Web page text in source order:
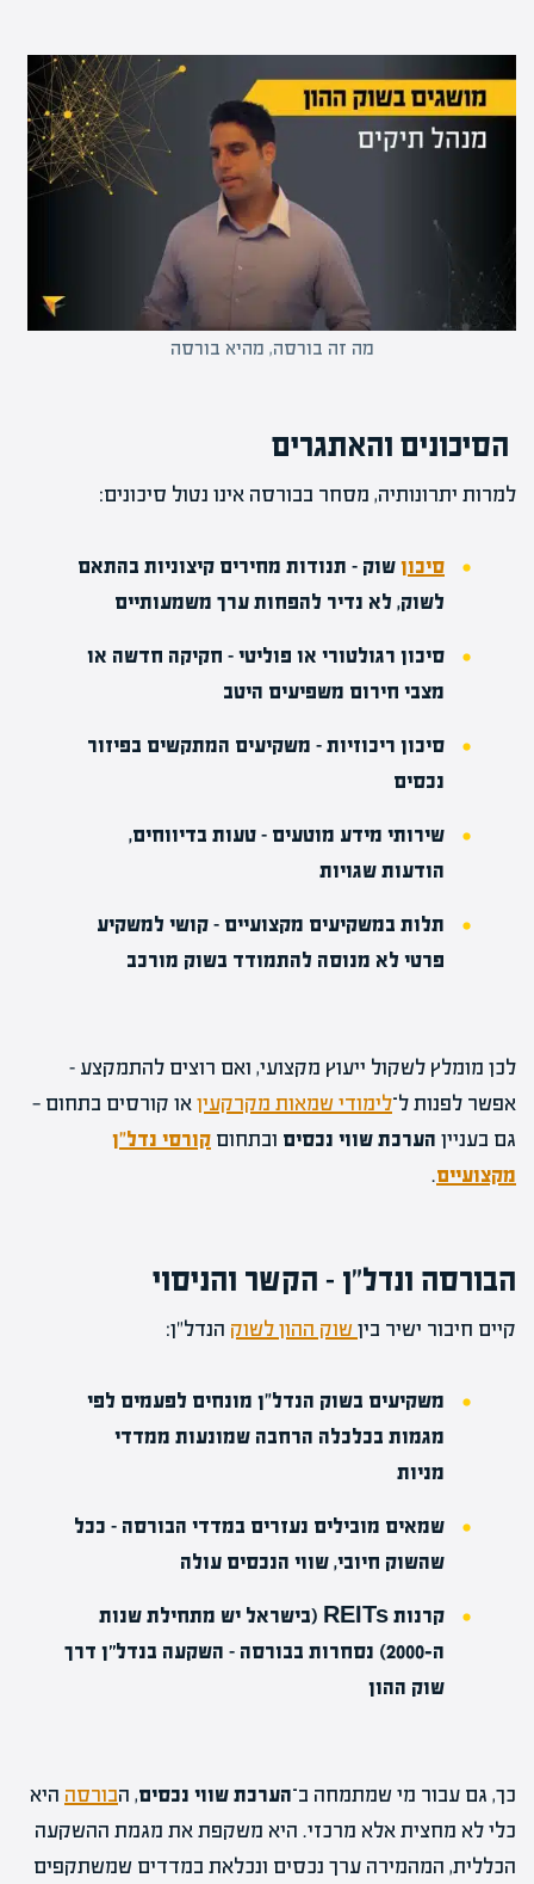
מה זה בורסה, מהיא בורסה
הסיכונים והאתגרים
למרות יתרונותיה, מסחר בבורסה אינו נטול סיכונים:
סיכוןשוק – תנודות מחירים קיצוניות בהתאם
לשוק, לא נדיר להפחות ערך משמעותיים
סיכון רגולטורי או פוליטי– חקיקה חדשה או
מצבי חירום משפיעים היטב
סיכון ריכוזיות– משקיעים המתקשים בפיזור
נכסים
שירותי מידע מוטעים – טעות בדיווחים,
הודעות שגויות
תלות במשקיעים מקצועיים – קושי למשקיע
פרטי לא מנוסה להתמודד בשוק מורכב
לכן מומלץ לשקול ייעוץ מקצועי, ואם רוצים להתמקצע –
אפשר לפנות ל־לימודי שמאות מקרקעיןאו קורסים בתחום —
גם בעניין הערכת שווי נכסים ובתחום קורסי נדל"ן
מקצועיים.
הבורסה ונדל"ן – הקשר והניסוי
קיים חיבור ישיר ביןשוק ההון לשוק הנדל"ן:
משקיעים בשוק הנדל"ן מונחים לפעמים לפי
מגמות בכלכלה הרחבה שמונעות ממדדי
מניות
שמאים מובילים נעזרים במדדי הבורסה – ככל
שהשוק חיובי, שווי הנכסים עולה
קרנות REITs (בישראל יש מתחילת שנות
ה‑2000) נסחרות בבורסה – השקעה בנדל״ן דרך
שוק ההון
כך, גם עבור מי שמתמחה ב־הערכת שווי נכסים, הבורסה היא
כלי לא מחצית אלא מרכזי. היא משקפת את מגמת ההשקעה
הכללית, המהמירה ערך נכסים ונכלאת במדדים שמשתקפים